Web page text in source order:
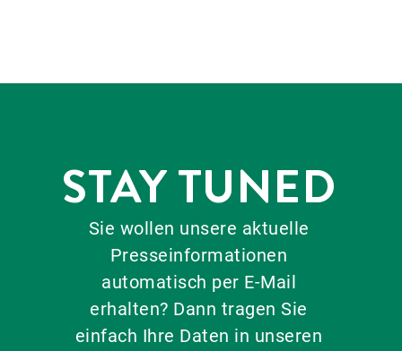
STAY TUNED
Sie wollen unsere aktuelle
Presseinformationen
automatisch per E-Mail
erhalten? Dann tragen Sie
einfach Ihre Daten in unseren